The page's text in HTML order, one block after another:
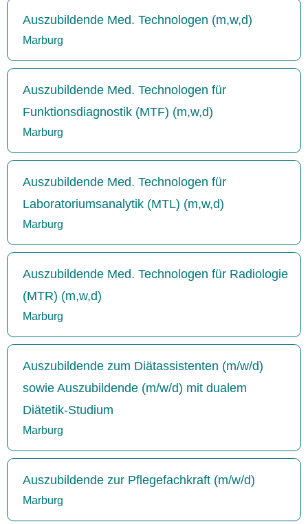
Auszubildende Med. Technologen (m,w,d)
Marburg
Auszubildende Med. Technologen für
Funktionsdiagnostik (MTF) (m,w,d)
Marburg
Auszubildende Med. Technologen für
Laboratoriumsanalytik (MTL) (m,w,d)
Marburg
Auszubildende Med. Technologen für Radiologie
(MTR) (m,w,d)
Marburg
Auszubildende zum Diätassistenten (m/w/d)
sowie Auszubildende (m/w/d) mit dualem
Diätetik-Studium
Marburg
Auszubildende zur Pflegefachkraft (m/w/d)
Marburg